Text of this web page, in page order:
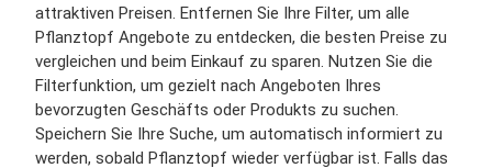
attraktiven Preisen. Entfernen Sie Ihre Filter, um alle
Pflanztopf Angebote zu entdecken, die besten Preise zu
vergleichen und beim Einkauf zu sparen. Nutzen Sie die
Filterfunktion, um gezielt nach Angeboten Ihres
bevorzugten Geschäfts oder Produkts zu suchen.
Speichern Sie Ihre Suche, um automatisch informiert zu
werden, sobald Pflanztopf wieder verfügbar ist. Falls das